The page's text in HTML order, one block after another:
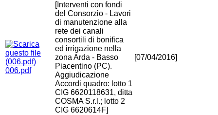
006.pdf
[Interventi con fondi
del Consorzio - Lavori
di manutenzione alla
rete dei canali
consortili di bonifica
ed irrigazione nella
zona Arda - Basso
Piacentino (PC).
Aggiudicazione
Accordi quadro: lotto 1
CIG 6620118631, ditta
COSMA S.r.l.; lotto 2
CIG 6620614F]
[07/04/2016]